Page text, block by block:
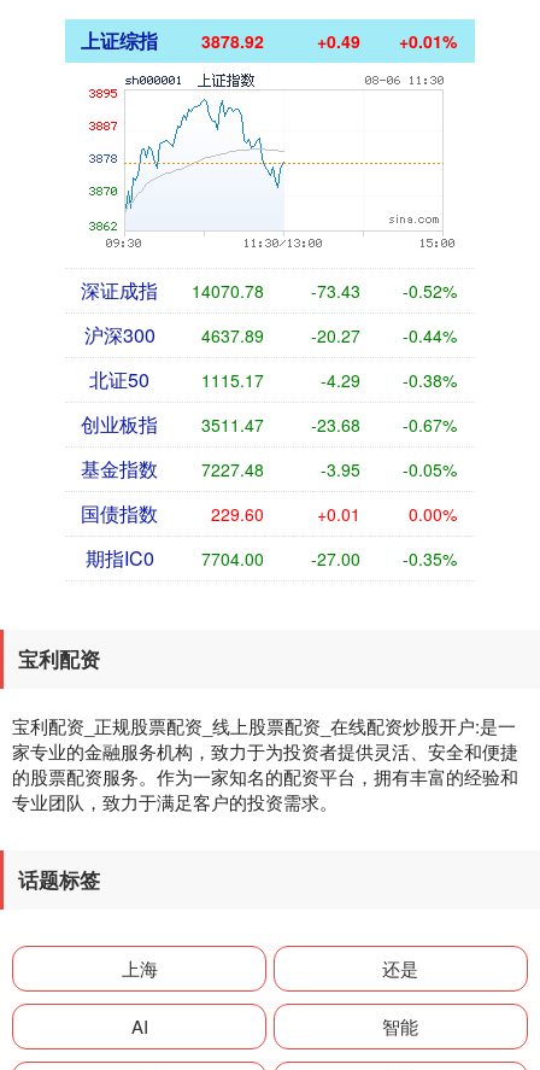
上证综指 3878.92 +0.49 +0.01%
深证成指 14070.78 -73.43 -0.52%
沪深300 4637.89 -20.27 -0.44%
北证50 1115.17 -4.29 -0.38%
创业板指 3511.47 -23.68 -0.67%
基金指数 7227.48 -3.95 -0.05%
国债指数 229.60 +0.01 0.00%
期指IC0 7704.00 -27.00 -0.35%
宝利配资
宝利配资_正规股票配资_线上股票配资_在线配资炒股开户:是一
家专业的金融服务机构，致力于为投资者提供灵活、安全和便捷
的股票配资服务。作为一家知名的配资平台，拥有丰富的经验和
专业团队，致力于满足客户的投资需求。
话题标签
上海 还是
AI 智能